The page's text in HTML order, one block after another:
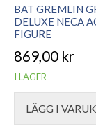
alternativen
kan
väljas
på
produktsidan
BAT GREMLIN
DELUXE NECA
FIGURE
869,00 kr
I LAGER
LÄGG I